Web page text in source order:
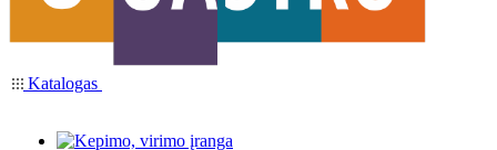
Katalogas